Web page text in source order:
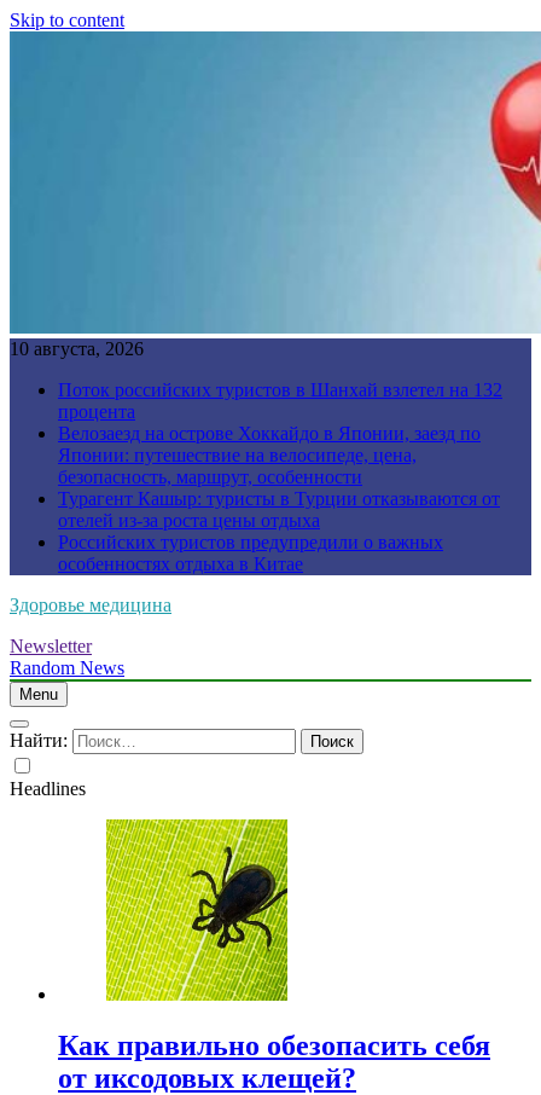
Skip to content
10 августа, 2026
Поток российских туристов в Шанхай взлетел на 132
процента
Велозаезд на острове Хоккайдо в Японии, заезд по
Японии: путешествие на велосипеде, цена,
безопасность, маршрут, особенности
Турагент Кашыр: туристы в Турции отказываются от
отелей из-за роста цены отдыха
Российских туристов предупредили о важных
особенностях отдыха в Китае
Здоровье медицина
Newsletter
Random News
Menu
Найти:
Headlines
Как правильно обезопасить себя
от иксодовых клещей?